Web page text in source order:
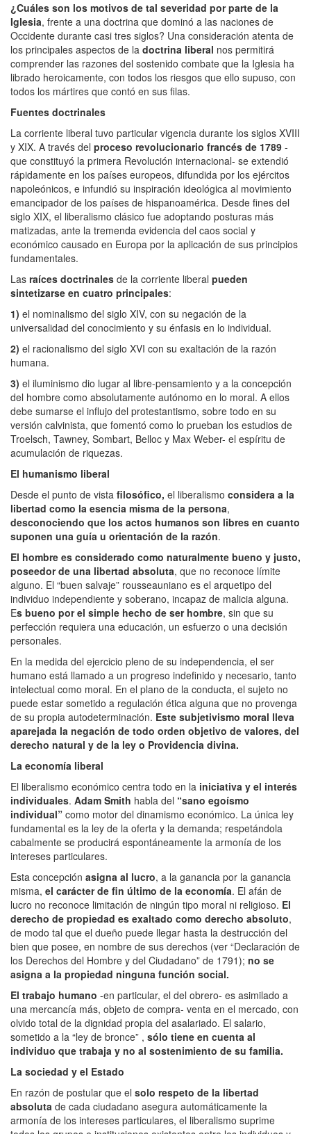
¿Cuáles son los motivos de tal severidad por parte de la
Iglesia, frente a una doctrina que dominó a las naciones de
Occidente durante casi tres siglos? Una consideración atenta de
los principales aspectos de la doctrina liberal nos permitirá
comprender las razones del sostenido combate que la Iglesia ha
librado heroicamente, con todos los riesgos que ello supuso, con
todos los mártires que contó en sus filas.
Fuentes doctrinales
La corriente liberal tuvo particular vigencia durante los siglos XVIII
y XIX. A través del proceso revolucionario francés de 1789 -
que constituyó la primera Revolución internacional- se extendió
rápidamente en los países europeos, difundida por los ejércitos
napoleónicos, e infundió su inspiración ideológica al movimiento
emancipador de los países de hispanoamérica. Desde fines del
siglo XIX, el liberalismo clásico fue adoptando posturas más
matizadas, ante la tremenda evidencia del caos social y
económico causado en Europa por la aplicación de sus principios
fundamentales.
Las raíces doctrinales de la corriente liberal pueden
sintetizarse en cuatro principales:
1) el nominalismo del siglo XIV, con su negación de la
universalidad del conocimiento y su énfasis en lo individual.
2) el racionalismo del siglo XVI con su exaltación de la razón
humana.
3) el iluminismo dio lugar al libre-pensamiento y a la concepción
del hombre como absolutamente autónomo en lo moral. A ellos
debe sumarse el influjo del protestantismo, sobre todo en su
versión calvinista, que fomentó como lo prueban los estudios de
Troelsch, Tawney, Sombart, Belloc y Max Weber- el espíritu de
acumulación de riquezas.
El humanismo liberal
Desde el punto de vista filosófico, el liberalismo considera a la
libertad como la esencia misma de la persona,
desconociendo que los actos humanos son libres en cuanto
suponen una guía u orientación de la razón.
El hombre es considerado como naturalmente bueno y justo,
poseedor de una libertad absoluta, que no reconoce límite
alguno. El “buen salvaje” rousseauniano es el arquetipo del
individuo independiente y soberano, incapaz de malicia alguna.
Es bueno por el simple hecho de ser hombre, sin que su
perfección requiera una educación, un esfuerzo o una decisión
personales.
En la medida del ejercicio pleno de su independencia, el ser
humano está llamado a un progreso indefinido y necesario, tanto
intelectual como moral. En el plano de la conducta, el sujeto no
puede estar sometido a regulación ética alguna que no provenga
de su propia autodeterminación. Este subjetivismo moral lleva
aparejada la negación de todo orden objetivo de valores, del
derecho natural y de la ley o Providencia divina.
La economía liberal
El liberalismo económico centra todo en la iniciativa y el interés
individuales. Adam Smith habla del “sano egoísmo
individual” como motor del dinamismo económico. La única ley
fundamental es la ley de la oferta y la demanda; respetándola
cabalmente se producirá espontáneamente la armonía de los
intereses particulares.
Esta concepción asigna al lucro, a la ganancia por la ganancia
misma, el carácter de fin último de la economía. El afán de
lucro no reconoce limitación de ningún tipo moral ni religioso. El
derecho de propiedad es exaltado como derecho absoluto,
de modo tal que el dueño puede llegar hasta la destrucción del
bien que posee, en nombre de sus derechos (ver “Declaración de
los Derechos del Hombre y del Ciudadano” de 1791); no se
asigna a la propiedad ninguna función social.
El trabajo humano -en particular, el del obrero- es asimilado a
una mercancía más, objeto de compra- venta en el mercado, con
olvido total de la dignidad propia del asalariado. El salario,
sometido a la “ley de bronce” , sólo tiene en cuenta al
individuo que trabaja y no al sostenimiento de su familia.
La sociedad y el Estado
En razón de postular que el solo respeto de la libertad
absoluta de cada ciudadano asegura automáticamente la
armonía de los intereses particulares, el liberalismo suprime